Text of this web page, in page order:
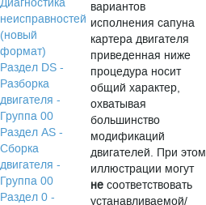
неисправностей
(новый
формат)
Раздел DS -
Разборка
двигателя -
Группа 00
Раздел АS -
Сборка
двигателя -
Группа 00
Раздел 0 -
вариантов
исполнения сапуна
картера двигателя
приведенная ниже
процедура носит
общий характер,
охватывая
большинство
модификаций
двигателей. При этом
иллюстрации могут
не соответствовать
устанавливаемой/